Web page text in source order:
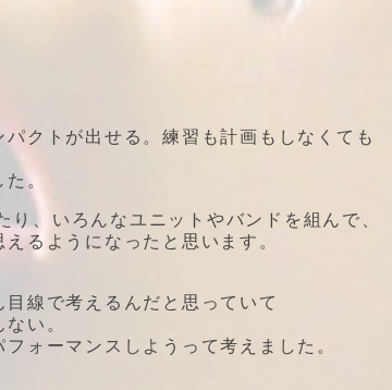
クトが出せる。練習も計画もしなくても
。
、いろんなユニットやバンドを組んで、
るようになったと思います。
線で考えるんだと思っていて
い。
ォーマンスしようって考えました。